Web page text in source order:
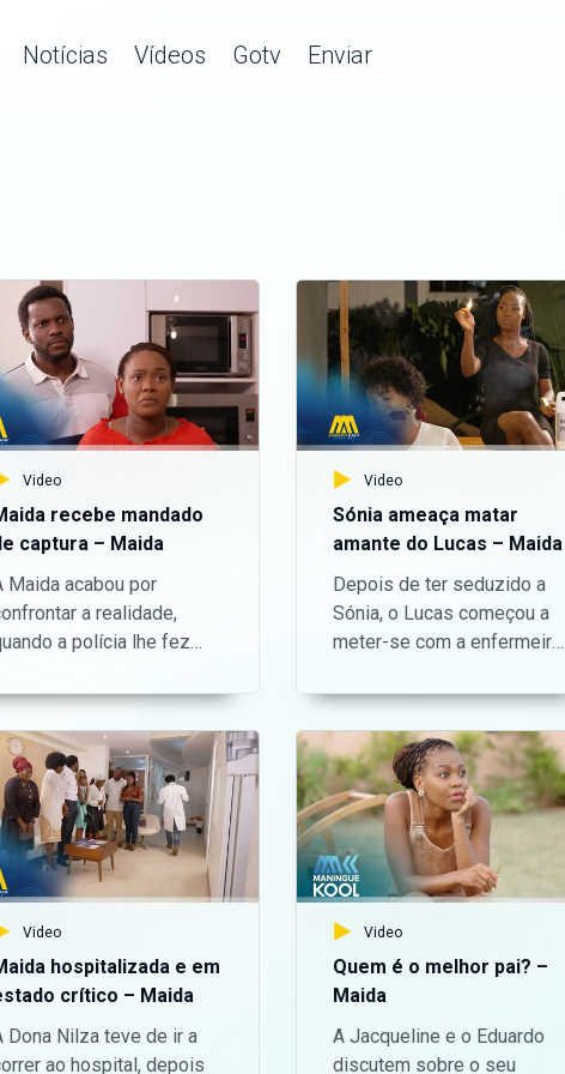
Notícias Vídeos Gotv Enviar
Video
recebe mandado
captura – Maida
Maida acabou por
a realidade,
a polícia lhe fez
para lhe entregar um
de captura na
presença do seu marido
Mauro. — Aceda o nosso
oficial aqui:
bit.ly/maninguemagic
o melhor do
na TV no
Magic DStv
503 ou GOtv Max
na nossa
Video
Sónia ameaça matar
amante do Lucas – Maida
Depois de ter seduzido a
Sónia, o Lucas começou a
meter-se com a enfermeira
descobriu e perdeu a
cabeça, raptou a enfermeira
e ameaçou matá-la.
Problema! — Aceda o
nosso site oficial aqui:
https://bit.ly/maninguemagic
Acompanha o melhor do
entretenimento
Moçambicano na TV no
Maningue Magic DStv
Canal 503 ou GOtv Max
acompanha na nossa
Video
hospitalizada e em
crítico – Maida
Dona Nilza teve de ir a
ao hospital, depois
Video
Quem é o melhor pai? –
Maida
A Jacqueline e o Eduardo
discutem sobre o seu